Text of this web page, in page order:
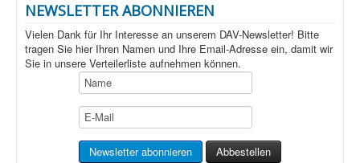
NEWSLETTER ABONNIEREN
Vielen Dank für Ihr Interesse an unserem DAV-Newsletter! Bitte
tragen Sie hier Ihren Namen und Ihre Email-Adresse ein, damit wir
Sie in unsere Verteilerliste aufnehmen können.